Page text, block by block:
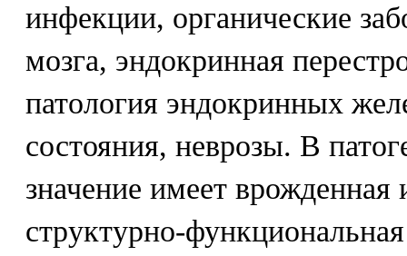
инфекции, органические
мозга, эндокринная
патология эндокринных
состояния, неврозы. В
значение имеет врожденная
структурно-